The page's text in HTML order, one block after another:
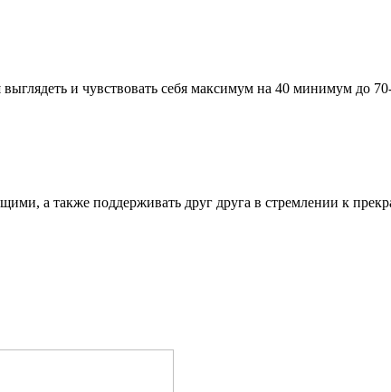
и чувствовать себя максимум на 40 минимум до
а также поддерживать друг друга в стремлении к